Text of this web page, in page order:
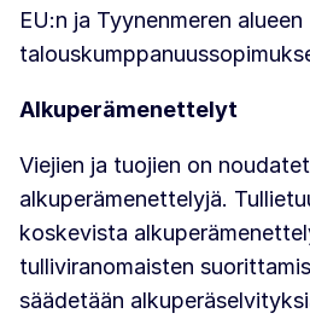
EU:n ja Tyynenmeren alueen
Alkuperämenettelyt
Viejien ja tuojien on
alkuperämenettelyjä.
koskevista
tulliviranomaisten
säädetään